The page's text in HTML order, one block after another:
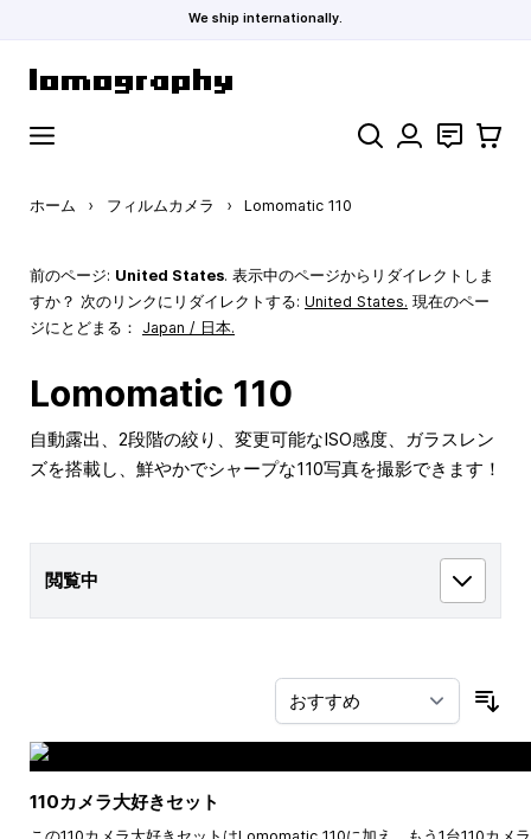
We ship internationally.
検索 お問い合わ
カート
ホーム › フィルムカメラ › Lomomatic 110
前のページ: United States. 表示中のページからリダイレクトしま
すか？ 次のリンクにリダイレクトする: United States. 現在のペー
ジにとどまる： Japan / 日本.
Lomomatic 110
自動露出、2段階の絞り、変更可能なISO感度、ガラスレン
ズを搭載し、鮮やかでシャープな110写真を撮影できます！
閲覧中
110カメラ大好きセット